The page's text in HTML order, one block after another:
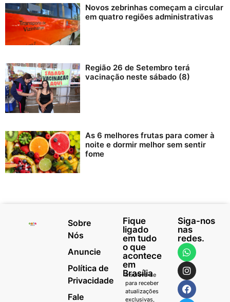
Novos zebrinhas começam a circular
em quatro regiões administrativas
Região 26 de Setembro terá
vacinação neste sábado (8)
As 6 melhores frutas para comer à
noite e dormir melhor sem sentir
fome
Sobre
Nós
Anuncie
Política de
Privacidade
Fale
Fique
ligado
em tudo
o que
acontece
em
Brasília
Inscreva-se
para receber
atualizações
exclusivas,
Siga-nos
nas
redes.